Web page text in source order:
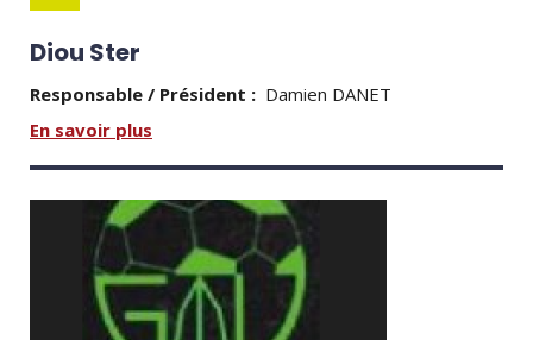
Diou Ster
Responsable / Président : Damien DANET
En savoir plus